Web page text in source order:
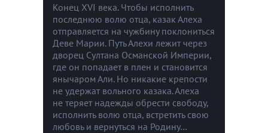
Конец XVI века. Чтобы исполнить
последнюю волю отца, казак Алеха
отправляется на чужбину поклониться
Деве Марии. Путь Алехи лежит через
дворец Султана Османской Империи,
где он попадает в плен и становится
янычаром Али. Но никакие крепости
не удержат вольного казака. Алеха
не теряет надежды обрести свободу,
исполнить волю отца, встретить свою
любовь и вернуться на Родину…